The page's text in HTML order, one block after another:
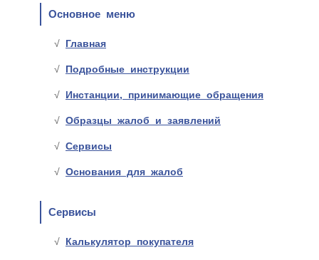
Основное меню
Главная
Подробные инструкции
Инстанции, принимающие обращения
Образцы жалоб и заявлений
Сервисы
Основания для жалоб
Сервисы
Калькулятор покупателя